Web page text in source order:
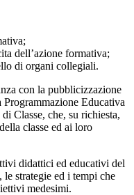
dell’azione formativa;
di organi collegiali.
con la pubblicizzazione
Educativa
Classe, che, su richiesta,
classe ed ai loro
didattici ed educativi del
strategie ed i tempi che
medesimi.